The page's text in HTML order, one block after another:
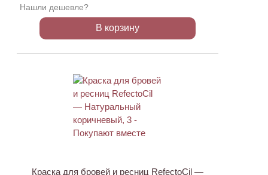
Нашли дешевле?
В корзину
Краска для бровей и ресниц RefectoCil —